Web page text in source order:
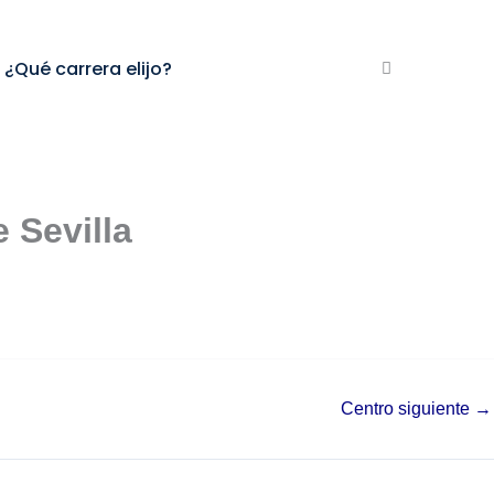
¿Qué carrera elijo?
Sevilla
Centro siguiente →